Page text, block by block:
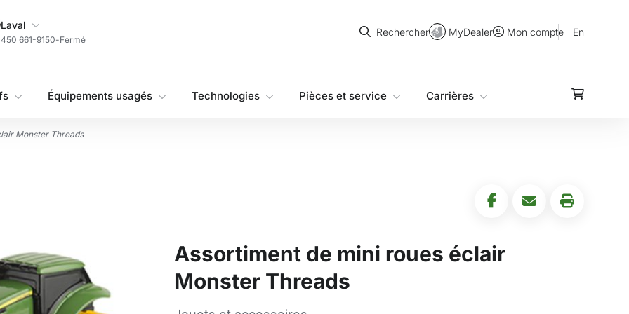
Ma succursale
Laval
450 661-9150-Fermé
Rechercher
Rechercher MyDealer Mon compte En
Équipements usagés Technologies Pièces et service Carrières
Monster Threads
Assortiment de mini roues éclair
Monster Threads